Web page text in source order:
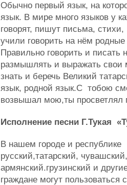
Обычно первый язык, на
язык. В мире много языков у
говорят, пишут письма,
учили говорить на нём
Правильно говорить и писать
размышлять и выражать свои
знать и беречь Великий
язык, родной язык.С тобою
возвышал мою,ты просветлял
Исполнение песни Г.Тукая
В нашем городе и
русский,татарский,
армянский.грузинский и
граждане могут